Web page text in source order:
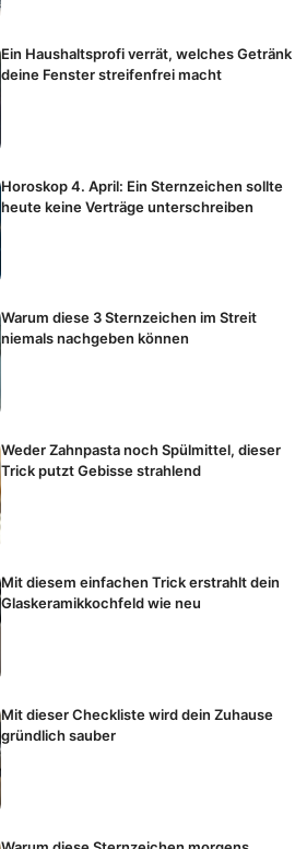
Ein Haushaltsprofi verrät, welches Getränk
deine Fenster streifenfrei macht
Horoskop 4. April: Ein Sternzeichen sollte
heute keine Verträge unterschreiben
Warum diese 3 Sternzeichen im Streit
niemals nachgeben können
Weder Zahnpasta noch Spülmittel, dieser
Trick putzt Gebisse strahlend
Mit diesem einfachen Trick erstrahlt dein
Glaskeramikkochfeld wie neu
Mit dieser Checkliste wird dein Zuhause
gründlich sauber